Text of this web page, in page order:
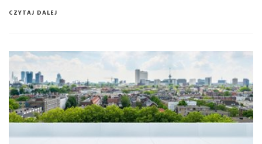
CZYTAJ DALEJ